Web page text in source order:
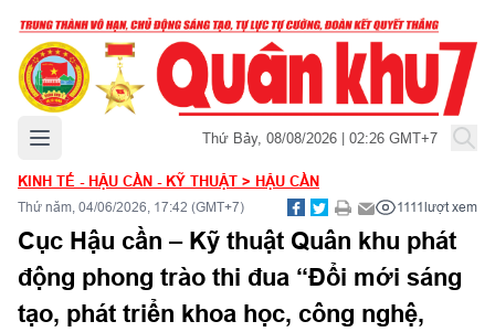
Mở menu chính Thứ Bảy, 08/08/2026 | 02:26 GMT+7
KINH TẾ - HẬU CẦN - KỸ THUẬT > HẬU CẦN
Thứ năm, 04/06/2026, 17:42 (GMT+7) 1111lượt xem
Cục Hậu cần – Kỹ thuật Quân khu phát
động phong trào thi đua “Đổi mới sáng
tạo, phát triển khoa học, công nghệ,